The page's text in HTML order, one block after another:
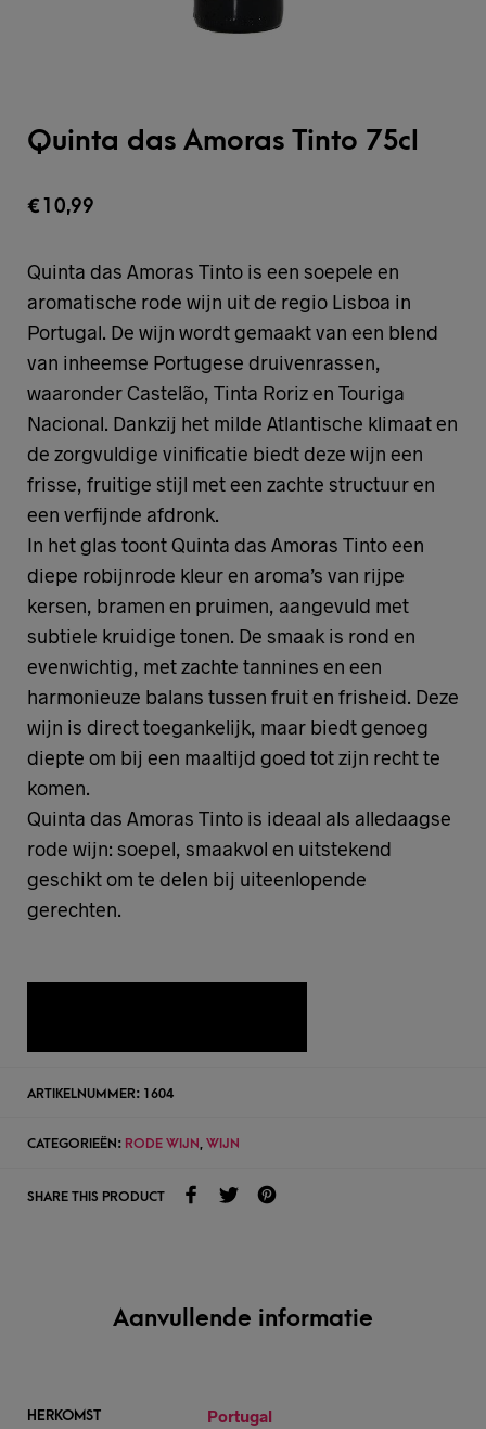
Quinta das Amoras Tinto 75cl
€10,99
Quinta das Amoras Tinto is een soepele en
aromatische rode wijn uit de regio Lisboa in
Portugal. De wijn wordt gemaakt van een blend
van inheemse Portugese druivenrassen,
waaronder Castelão, Tinta Roriz en Touriga
Nacional. Dankzij het milde Atlantische klimaat en
de zorgvuldige vinificatie biedt deze wijn een
frisse, fruitige stijl met een zachte structuur en
een verfijnde afdronk.
In het glas toont Quinta das Amoras Tinto een
diepe robijnrode kleur en aroma’s van rijpe
kersen, bramen en pruimen, aangevuld met
subtiele kruidige tonen. De smaak is rond en
evenwichtig, met zachte tannines en een
harmonieuze balans tussen fruit en frisheid. Deze
wijn is direct toegankelijk, maar biedt genoeg
diepte om bij een maaltijd goed tot zijn recht te
komen.
Quinta das Amoras Tinto is ideaal als alledaagse
rode wijn: soepel, smaakvol en uitstekend
geschikt om te delen bij uiteenlopende
gerechten.
ARTIKELNUMMER: 1604
CATEGORIEËN: RODE WIJN, WIJN
SHARE THIS PRODUCT
Aanvullende informatie
HERKOMST Portugal